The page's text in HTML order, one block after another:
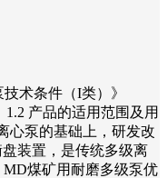
技术条件（I类）》
产品的适用范围及用
心泵的基础上，研发改
装置，是传统多级离
煤矿用耐磨多级泵优